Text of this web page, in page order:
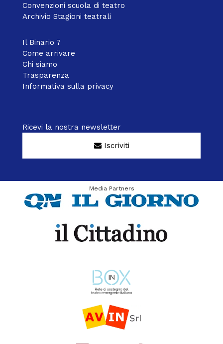
Convenzioni scuola di teatro
Archivio Stagioni teatrali
Il Binario 7
Come arrivare
Chi siamo
Trasparenza
Informativa sulla privacy
Ricevi la nostra newsletter
Iscriviti
Media Partners